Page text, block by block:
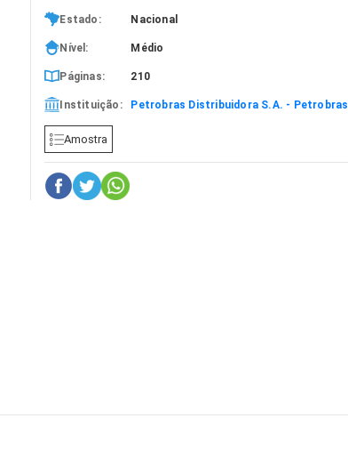
Estado: Nacional
Nível: Médio
Páginas: 210
Instituição: Petrobras Distribuidora S.A. - Petrobras
Amostra